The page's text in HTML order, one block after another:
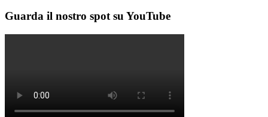
Guarda il nostro spot su YouTube